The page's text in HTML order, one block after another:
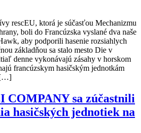
rescEU, ktorá je súčasťou Mechanizmu
boli do Francúzska vyslané dva naše
aby podporili hasenie rozsiahlych
základňou sa stalo mesto Die v
denne vykonávajú zásahy v horskom
francúzskym hasičským jednotkám
[…]
sa zúčastnili
hasičských jednotiek na